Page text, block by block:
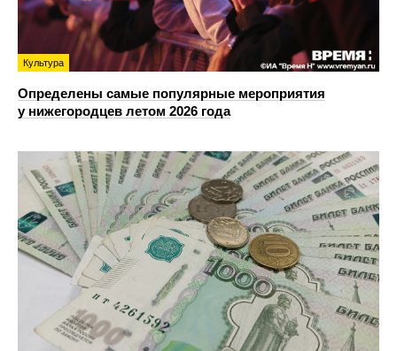
Культура
Определены самые популярные мероприятия
у нижегородцев летом 2026 года